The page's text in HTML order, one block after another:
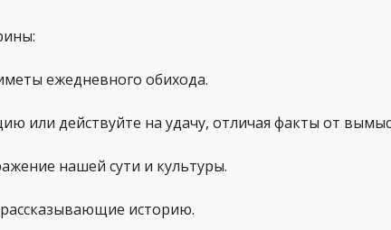
ежедневного обихода.
или действуйте на удачу, отличая факты от
нашей сути и культуры.
историю.